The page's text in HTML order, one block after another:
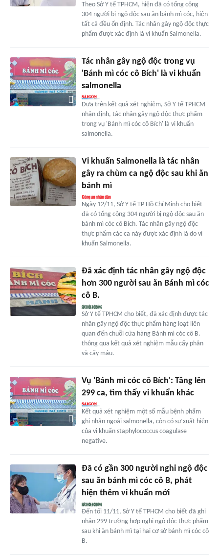
Theo Sở Y tế TPHCM, hiện đã có tổng cộng
304 người bị ngộ độc sau ăn bánh mì cóc, hiện
tất cả đều ổn định. Tác nhân gây ngộ độc thực
phẩm được xác định là vi khuẩn Salmonella.
Tác nhân gây ngộ độc trong vụ
'Bánh mì cóc cô Bích' là vi khuẩn
salmonella
Dựa trên kết quả xét nghiệm, Sở Y tế TPHCM
nhận định, tác nhân gây ngộ độc thực phẩm
trong vụ 'Bánh mì cóc cô Bích' là vi khuẩn
salmonella.
Vi khuẩn Salmonella là tác nhân
gây ra chùm ca ngộ độc sau khi ăn
bánh mì
Ngày 12/11, Sở Y tế TP Hồ Chí Minh cho biết
đã có tổng cộng 304 người bị ngộ độc sau ăn
bánh mì cóc cô Bích. Tác nhân gây ngộ độc
thực phẩm các ca này được xác định là do vi
khuẩn Salmonella.
Đã xác định tác nhân gây ngộ độc
hơn 300 người sau ăn Bánh mì cóc
cô B.
Sở Y tế TPHCM cho biết, đã xác định được tác
nhân gây ngộ độc thực phẩm hàng loạt liên
quan đến chuỗi cửa hàng Bánh mì cóc cô B.
thông qua kết quả xét nghiệm mẫu cấy phân
và cấy máu.
Vụ 'Bánh mì cóc cô Bích': Tăng lên
299 ca, tìm thấy vi khuẩn khác
Kết quả xét nghiệm một số mẫu bệnh phẩm
ghi nhận ngoài salmonella, còn có sự xuất hiện
của vi khuẩn staphylococcus coagulase
negative.
Đã có gần 300 người nghi ngộ độc
sau ăn bánh mì cóc cô B, phát
hiện thêm vi khuẩn mới
Đến tối 11/11, Sở Y tế TPHCM cho biết đã ghi
nhận 299 trường hợp nghi ngộ độc thực phẩm
sau khi ăn bánh mì tại hai cơ sở bánh mì cóc cô
B.